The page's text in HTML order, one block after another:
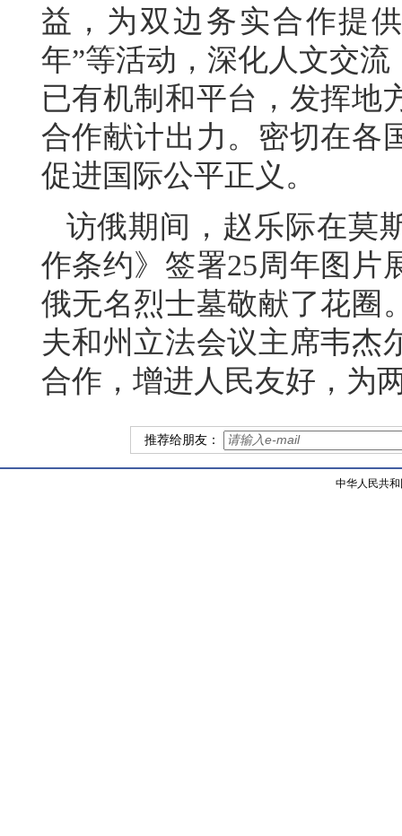
益，为双边务实合作提
年”等活动，深化人文交
已有机制和平台，发挥地
合作献计出力。密切在各
促进国际公平正义。
访俄期间，赵乐际在莫
作条约》签署25周年图片
俄无名烈士墓敬献了花圈
夫和州立法会议主席韦杰
合作，增进人民友好，为
推荐给朋友：
中华人民共